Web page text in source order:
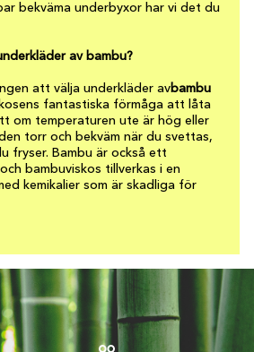
bekväma underbyxor har vi det du
av bambu?
att välja underkläder avbambu
fantastiska förmåga att låta
om temperaturen ute är hög eller
torr och bekväm när du svettas,
fryser. Bambu är också ett
bambuviskos tillverkas i en
kemikalier som är skadliga för